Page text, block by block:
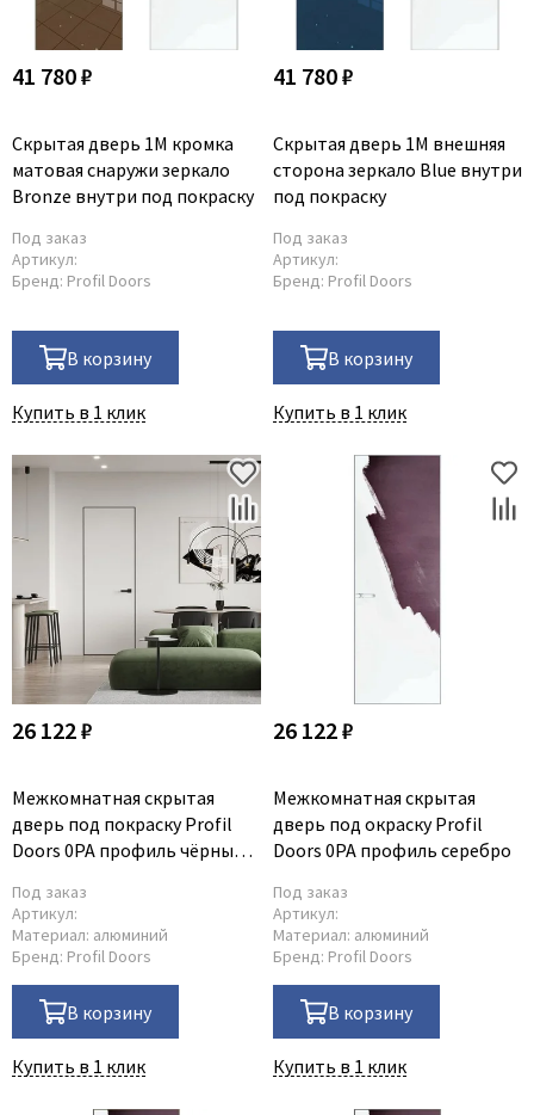
41 780 ₽
Скрытая дверь 1M кромка
матовая снаружи зеркало
Bronze внутри под покраску
Под заказ
Артикул:
Бренд: Profil Doors
В корзину
Купить в 1 клик
41 780 ₽
Скрытая дверь 1M внешняя
сторона зеркало Blue внутри
под покраску
Под заказ
Артикул:
Бренд: Profil Doors
В корзину
Купить в 1 клик
26 122 ₽
Межкомнатная скрытая
дверь под покраску Profil
Doors 0PA профиль чёрный
Под заказ
Артикул:
Материал: алюминий
Бренд: Profil Doors
В корзину
Купить в 1 клик
26 122 ₽
Межкомнатная скрытая
дверь под окраску Profil
Doors 0PA профиль серебро
Под заказ
Артикул:
Материал: алюминий
Бренд: Profil Doors
В корзину
Купить в 1 клик